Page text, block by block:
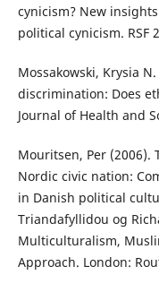
cynicism? New
political cynicism. RSF
Mossakowski, Krysia
discrimination: Does
Journal of Health and
Mouritsen, Per
Nordic civic nation:
in Danish political
Triandafyllidou og
Multiculturalism,
Approach. London: